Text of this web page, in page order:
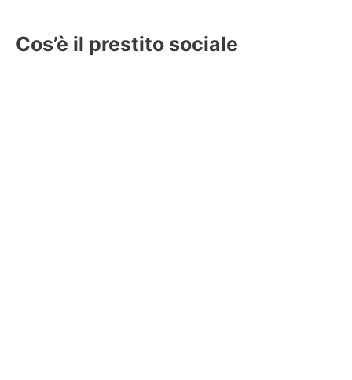
Cos’è il prestito sociale